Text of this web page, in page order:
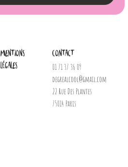
Mentions
légales
Contact
01 71 37 36 09
degrealcool@gmail.com
22 Rue Des Plantes
75014 Paris